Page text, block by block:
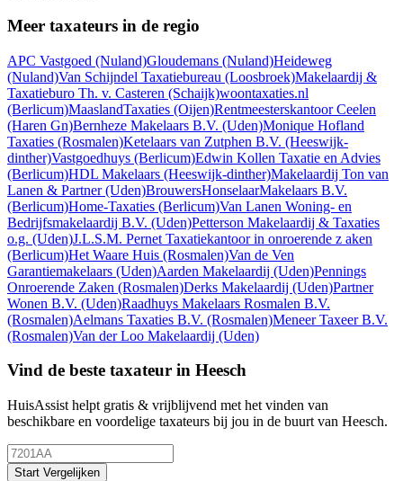
Meer taxateurs in de regio
APC Vastgoed (Nuland)Gloudemans (Nuland)Heideweg
(Nuland)Van Schijndel Taxatiebureau (Loosbroek)Makelaardij &
Taxatieburo Th. v. Casteren (Schaijk)woontaxaties.nl
(Berlicum)MaaslandTaxaties (Oijen)Rentmeesterskantoor Ceelen
(Haren Gn)Bernheze Makelaars B.V. (Uden)Monique Hofland
Taxaties (Rosmalen)Ketelaars van Zutphen B.V. (Heeswijk-
dinther)Vastgoedhuys (Berlicum)Edwin Kollen Taxatie en Advies
(Berlicum)HDL Makelaars (Heeswijk-dinther)Makelaardij Ton van
Lanen & Partner(Uden)BrouwersHonselaarMakelaars B.V.
(Berlicum)Home-Taxaties (Berlicum)Van Lanen Woning- en
Bedrijfsmakelaardij B.V. (Uden)Petterson Makelaardij & Taxaties
o.g. (Uden)J.L.S.M. Pernet Taxatiekantoor in onroerende z aken
(Berlicum)Het Waare Huis (Rosmalen)Van de Ven
Garantiemakelaars (Uden)Aarden Makelaardij (Uden)Pennings
Onroerende Zaken (Rosmalen)Derks Makelaardij (Uden)Partner
Wonen B.V. (Uden)Raadhuys Makelaars Rosmalen B.V.
(Rosmalen)Aelmans Taxaties B.V. (Rosmalen)Meneer Taxeer B.V.
(Rosmalen)Van der Loo Makelaardij (Uden)
Vind de beste taxateur in Heesch
HuisAssist helpt gratis & vrijblijvend met het vinden van
beschikbare en voordelige taxateurs bij jou in de buurt van Heesch.
Start Vergelijken